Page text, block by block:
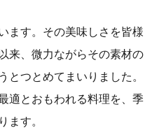
ます。その美味しさを皆様
来、微力ながらその素材の
とつとめてまいりました。
適とおもわれる料理を、季
ます。